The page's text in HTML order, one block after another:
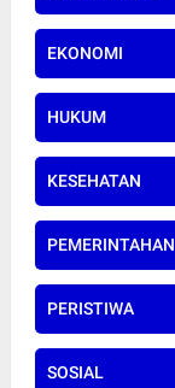
EKONOMI
HUKUM
KESEHATAN
PEMERINTAHAN
PERISTIWA
SOSIAL